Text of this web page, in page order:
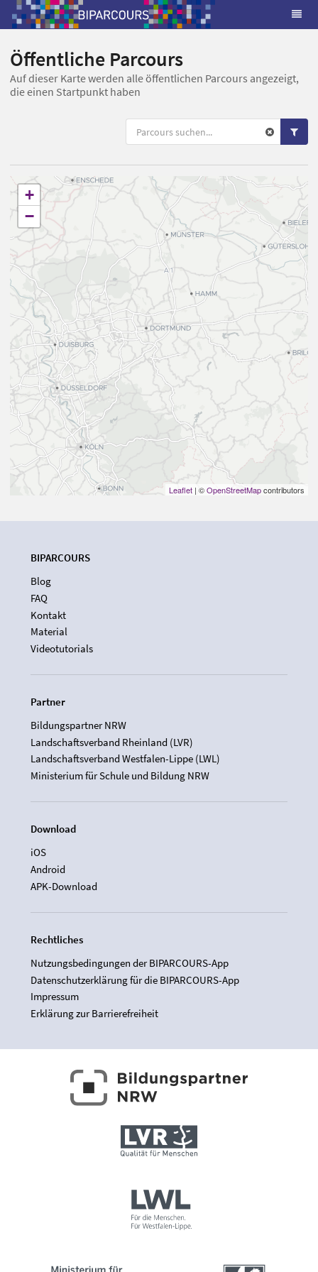
Öffentliche Parcours
Auf dieser Karte werden alle öffentlichen Parcours angezeigt,
die einen Startpunkt haben
+
−
Leaflet | ©OpenStreetMapcontributors
BIPARCOURS
Blog
FAQ
Kontakt
Material
Videotutorials
Partner
Bildungspartner NRW
Landschaftsverband Rheinland (LVR)
Landschaftsverband Westfalen-Lippe (LWL)
Ministerium für Schule und Bildung NRW
Download
iOS
Android
APK-Download
Rechtliches
Nutzungsbedingungen der BIPARCOURS-App
Datenschutzerklärung für die BIPARCOURS-App
Impressum
Erklärung zur Barrierefreiheit